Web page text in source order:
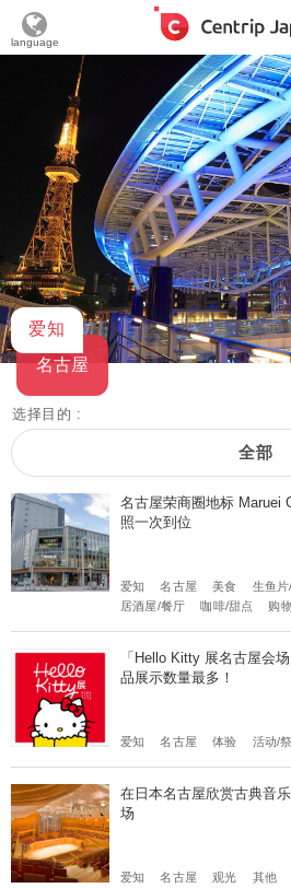
language
爱知
名古屋
选择目的 :
全部
名古屋荣商圈地标 Maruei
照一次到位
爱知 名古屋 美食 生鱼
居酒屋/餐厅
咖啡/甜点 购
「Hello Kitty 展名古屋会
品展示数量最多！
爱知 名古屋 体验 活动/
在日本名古屋欣赏古典音
场
爱知 名古屋 观光 其他